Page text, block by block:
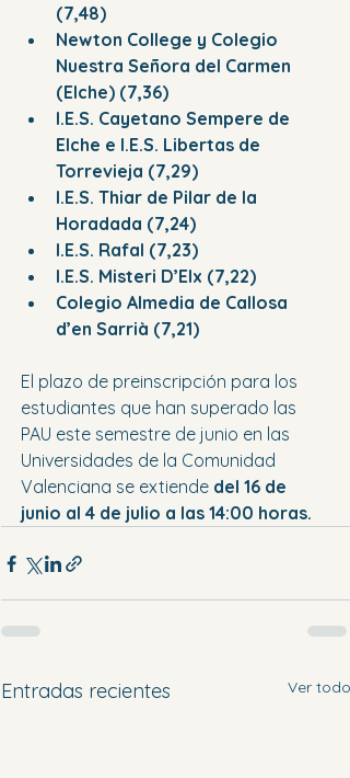
(7,48)
Newton College y Colegio
Nuestra Señora del Carmen
(Elche) (7,36)
I.E.S. Cayetano Sempere de
Elche e I.E.S. Libertas de
Torrevieja (7,29)
I.E.S. Thiar de Pilar de la
Horadada (7,24)
I.E.S. Rafal (7,23)
I.E.S. Misteri D’Elx (7,22)
Colegio Almedia de Callosa
d’en Sarrià (7,21)
El plazo de preinscripción para los
estudiantes que han superado las
PAU este semestre de junio en las
Universidades de la Comunidad
Valenciana se extiende del 16 de
junio al 4 de julio a las 14:00 horas.
Entradas recientes Ver todo